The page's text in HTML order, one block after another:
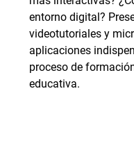
entorno digital?
videotutoriales y
aplicaciones
proceso de
educativa.